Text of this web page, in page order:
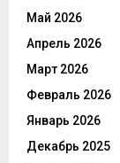
Май 2026
Апрель 2026
Март 2026
Февраль 2026
Январь 2026
Декабрь 2025